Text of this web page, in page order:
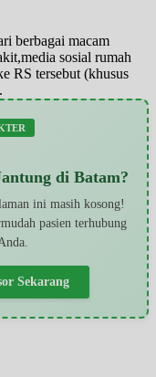
berbagai macam
sosial rumah
RS tersebut (khusus
di Batam?
ini masih kosong!
pasien terhubung
Sekarang